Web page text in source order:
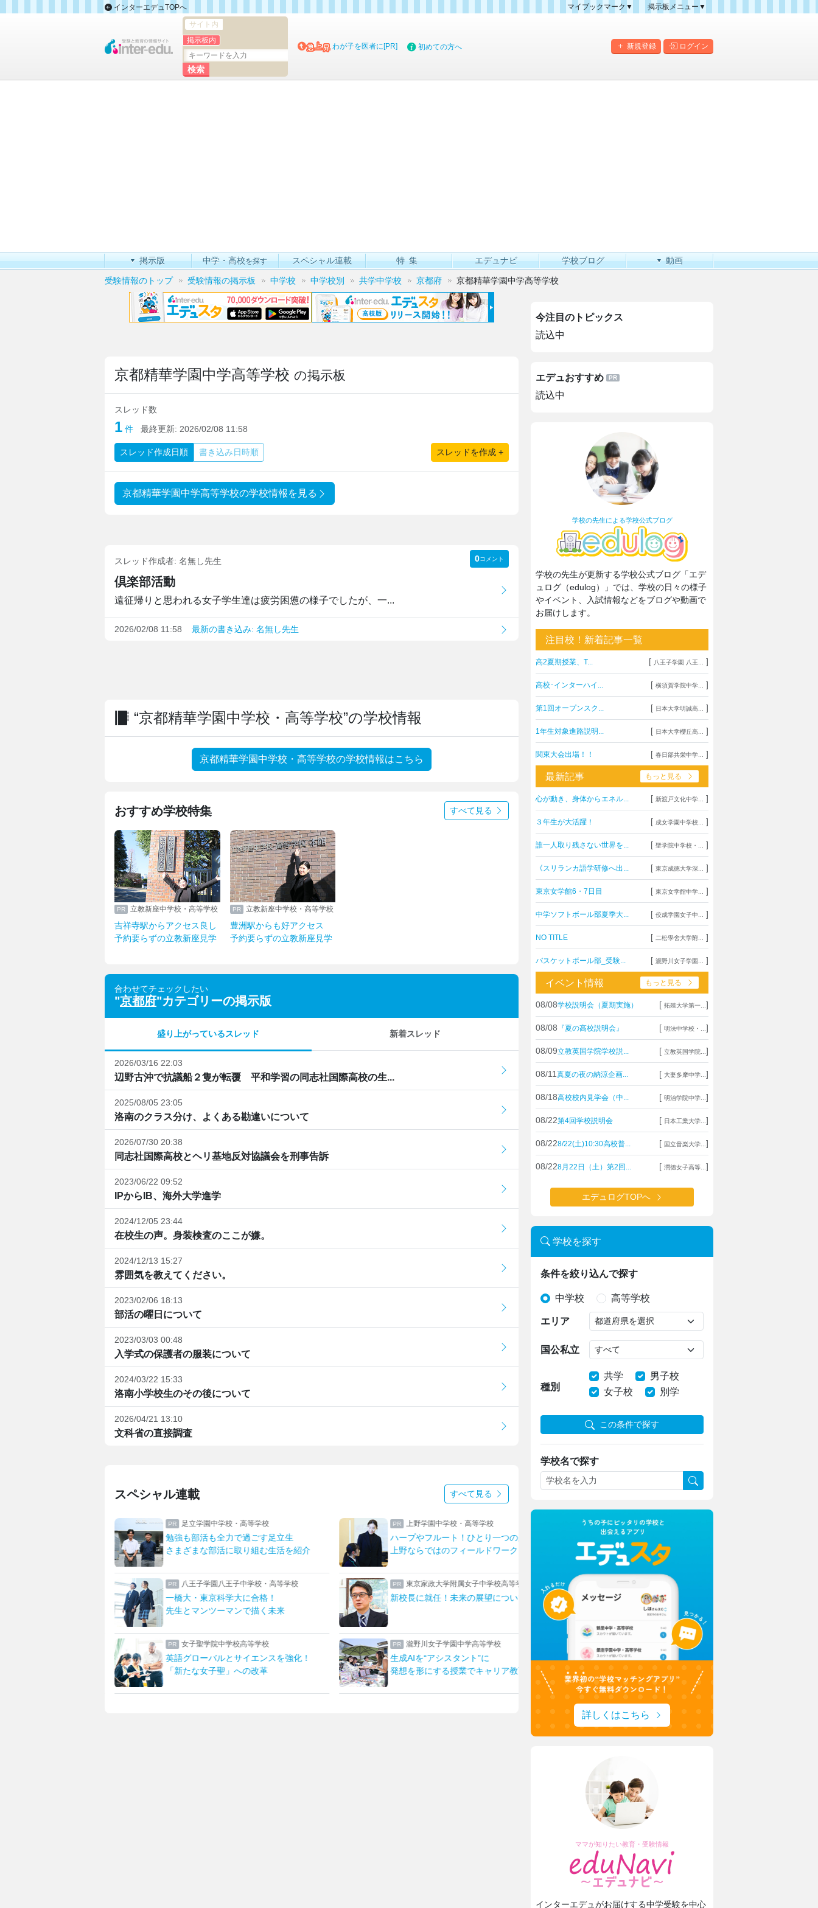
インターエデュTOPへ
マイブックマーク▼
掲示板メニュー▼
掲示板マップ
新規登録 ログイン
サイト内
掲示板内
わが子を医者に[PR] 初めての方へ
掲示版 中学・高校を探す スペシャル連載 特集 エデュナビ 学校ブログ 動画
受験情報のトップ 受験情報の掲示板 中学校 中学校別 共学中学校 京都府 京都精華学園中学高等学校
京都精華学園中学高等学校 の掲示板
スレッド数
1 件 最終更新: 2026/02/08 11:58
スレッド作成日順 書き込み日時順 スレッドを作成 +
京都精華学園中学高等学校の学校情報を見る
スレッド作成者: 名無し先生 0コメント
倶楽部活動
遠征帰りと思われる女子学生達は疲労困憊の様子でしたが、一...
2026/02/08 11:58 最新の書き込み: 名無し先生
“京都精華学園中学校・高等学校”の学校情報
京都精華学園中学校・高等学校の学校情報はこちら
おすすめ学校特集 すべて見る
立教新座中学校・高等学校
吉祥寺駅からアクセス良し
予約要らずの立教新座見学
立教新座中学校・高等学校
豊洲駅からも好アクセス
予約要らずの立教新座見学
合わせてチェックしたい
"京都府"カテゴリーの掲示版
盛り上がっているスレッド 新着スレッド
2026/03/16 22:03
辺野古沖で抗議船２隻が転覆 平和学習の同志社国際高校の生...
2025/08/05 23:05
洛南のクラス分け、よくある勘違いについて
2026/07/30 20:38
同志社国際高校とヘリ基地反対協議会を刑事告訴
2023/06/22 09:52
IPからIB、海外大学進学
2024/12/05 23:44
在校生の声。身装検査のここが嫌。
2024/12/13 15:27
雰囲気を教えてください。
2023/02/06 18:13
部活の曜日について
2023/03/03 00:48
入学式の保護者の服装について
2024/03/22 15:33
洛南小学校生のその後について
2026/04/21 13:10
文科省の直接調査
スペシャル連載 すべて見る
足立学園中学校・高等学校
勉強も部活も全力で過ごす足立生
さまざまな部活に取り組む生活を紹介
八王子学園八王子中学校・高等学校
一橋大・東京科学大に合格！
先生とマンツーマンで描く未来
女子聖学院中学校高等学校
英語グローバルとサイエンスを強化！
「新たな女子聖」への改革
上野学園中学校・高等学校
ハープやフルート！ひとり一つの楽器
上野ならではのフィールドワーク
東京家政大学附属女子中学校高等学校
新校長に就任！未来の展望について取材
瀧野川女子学園中学高等学校
生成AIを“アシスタント”に
発想を形にする授業でキャリア教育
日本大学豊山女子中学校・高等学校
理想を形にデザインと機能性をアップ
生徒たちに託された夏服リニューアル
安田学園中学校・高等学校
一橋大・東京科学大に合格！
安田学園の進路サポートや学習環境
城西大学附属城西中学・高等学校
1分1秒を無駄にしない！
城西生「文武両道の時間活用術」
今注目のトピックス
読込中
エデュおすすめ
読込中
学校の先生による学校公式ブログ
学校の先生が更新する学校公式ブログ「エデ
ュログ（edulog）」では、学校の日々の様子
やイベント、入試情報などをブログや動画で
お届けします。
注目校！新着記事一覧
高2夏期授業、T... [ 八王子学園 八王... ]
高校･インターハイ... [ 横須賀学院中学... ]
第1回オープンスク... [ 日本大学明誠高... ]
1年生対象進路説明... [ 日本大学櫻丘高... ]
関東大会出場！！ [ 春日部共栄中学... ]
最新記事 もっと見る
心が動き、身体からエネル... [ 新渡戸文化中学... ]
３年生が大活躍！ [ 成女学園中学校... ]
誰一人取り残さない世界を... [ 聖学院中学校・... ]
《スリランカ語学研修へ出... [ 東京成徳大学深... ]
東京女学館6・7日目 [ 東京女学館中学... ]
中学ソフトボール部夏季大... [ 佼成学園女子中... ]
NO TITLE [ 二松學舍大学附... ]
バスケットボール部_受験... [ 瀧野川女子学園... ]
イベント情報 もっと見る
08/08学校説明会（夏期実施） [ 拓殖大学第一... ]
08/08 『夏の高校説明会』 [ 明法中学校・... ]
08/09立教英国学院学校説... [ 立教英国学院... ]
08/11 真夏の夜の納涼企画... [ 大妻多摩中学... ]
08/18高校校内見学会（中... [ 明治学院中学... ]
08/22第4回学校説明会 [ 日本工業大学... ]
08/228/22(土)10:30高校普... [ 国立音楽大学... ]
08/228月22日（土）第2回... [ 潤徳女子高等... ]
エデュログTOPへ
学校を探す
条件を絞り込んで探す
中学校 高等学校
エリア
国公私立
種別
共学
男子校
女子校
別学
この条件で探す
学校名で探す
詳しくはこちら
ママが知りたい教育・受験情報
インターエデュがお届けする中学受験を中心